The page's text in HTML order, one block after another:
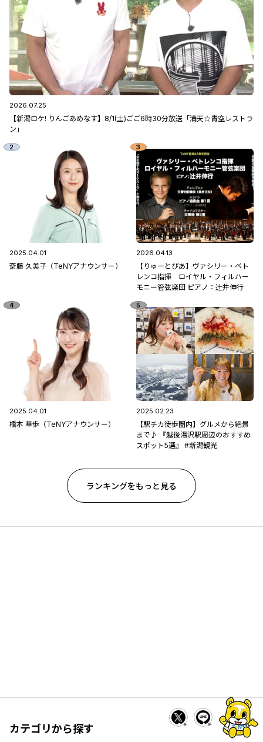
2026.07.25
【新潟ロケ! りんごあめなす】8/1(土)ごご6時30分放送「満天☆青空レストラ
ン」
2025.04.01
斎藤 久美子（TeNYアナウンサー）
2026.04.13
【りゅーとぴあ】ヴァシリー・ペト
レンコ指揮 ロイヤル・フィルハー
モニー管弦楽団 ピアノ：辻󠄀井伸行
2025.04.01
橋本 華歩（TeNYアナウンサー）
2025.02.23
【駅チカ徒歩圏内】グルメから絶景
まで♪ 『越後湯沢駅周辺のおすすめ
スポット5選』 #新潟観光
ランキングをもっと見る
カテゴリから探す